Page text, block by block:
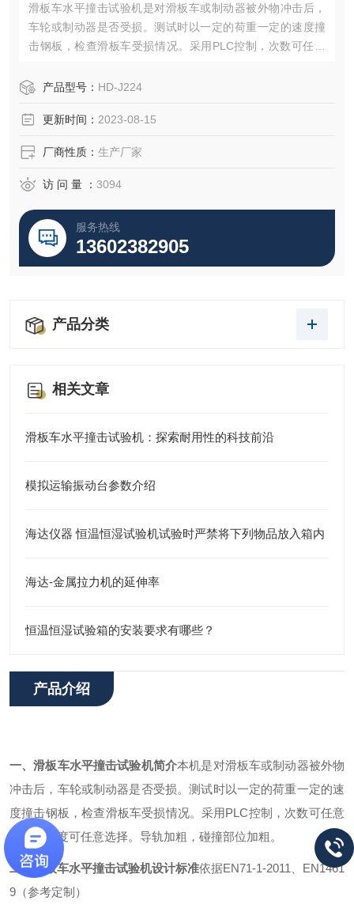
滑板车水平撞击试验机是对滑板车或制动器被外物冲击后，
车轮或制动器是否受损。测试时以一定的荷重一定的速度撞
击钢板，检查滑板车受损情况。采用PLC控制，次数可任意
产品型号： HD-J224
更新时间： 2023-08-15
厂商性质： 生产厂家
访 问 量 ： 3094
服务热线
13602382905
产品分类
相关文章
滑板车水平撞击试验机：探索耐用性的科技前沿
模拟运输振动台参数介绍
海达仪器 恒温恒湿试验机试验时严禁将下列物品放入箱内
海达-金属拉力机的延伸率
恒温恒湿试验箱的安装要求有哪些？
产品介绍
一、滑板车水平撞击试验机简介本机是对滑板车或制动器被外物
冲击后，车轮或制动器是否受损。测试时以一定的荷重一定的速
度撞击钢板，检查滑板车受损情况。采用PLC控制，次数可任意
设定，速度可任意选择。导轨加粗，碰撞部位加粗。
二、 滑板车水平撞击试验机设计标准依据EN71-1-2011、EN1461
9（参考定制）